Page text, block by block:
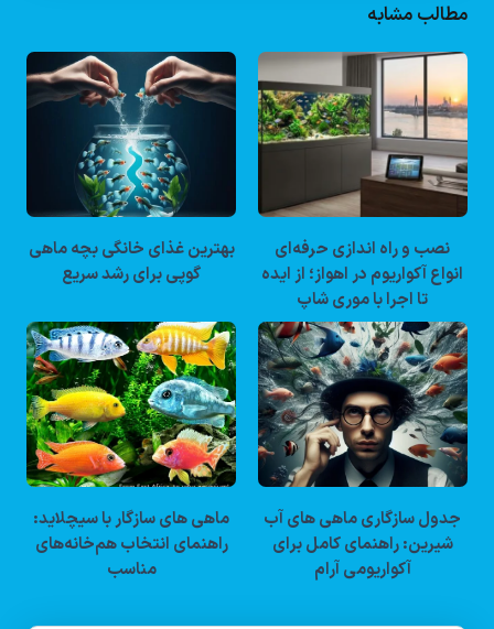
مطالب مشابه
نصب و راه‌ اندازی حرفه‌ای
انواع آکواریوم در اهواز؛ از ایده
تا اجرا با موری شاپ
بهترین غذای خانگی بچه ماهی
گوپی برای رشد سریع
جدول سازگاری ماهی های آب
شیرین: راهنمای کامل برای
آکواریومی آرام
ماهی های سازگار با سیچلاید:
راهنمای انتخاب هم‌خانه‌های
مناسب